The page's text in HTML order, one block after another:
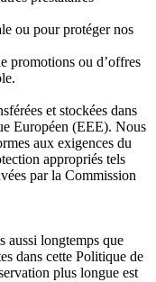
ou pour protéger nos
promotions ou d’offres
et stockées dans
Européen (EEE). Nous
aux exigences du
appropriés tels
par la Commission
aussi longtemps que
dans cette Politique de
plus longue est